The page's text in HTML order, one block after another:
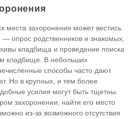
места захоронения может вестись
опрос родственников и знакомых,
кладбища и проведение поиска
кладбище. В небольших
способы часто дают
Но в крупных, и тем более
усилия могут быть тщетны.
захоронении, найти его место
из-за возможного отсутствия